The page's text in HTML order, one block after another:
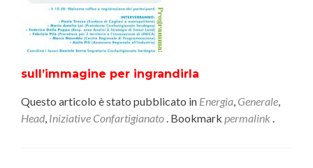
sull’immagine per ingrandirla
Questo articolo è stato pubblicato in Energia, Generale,
Head, Iniziative Confartigianato . Bookmark permalink .